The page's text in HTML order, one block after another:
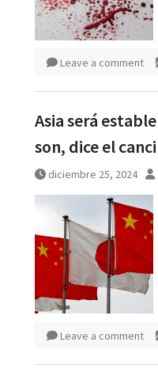
Leave a comment
Asia será
son, dice el
diciembre 25, 2024
Leave a comment